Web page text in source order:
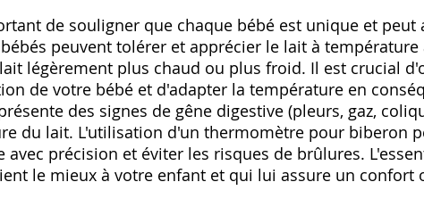
de souligner que chaque bébé est unique et peut
peuvent tolérer et apprécier le lait à température
légèrement plus chaud ou plus froid. Il est crucial
de votre bébé et d'adapter la température en
des signes de gêne digestive (pleurs‚ gaz‚
du lait. L'utilisation d'un thermomètre pour biberon
précision et éviter les risques de brûlures.
le mieux à votre enfant et qui lui assure un confort